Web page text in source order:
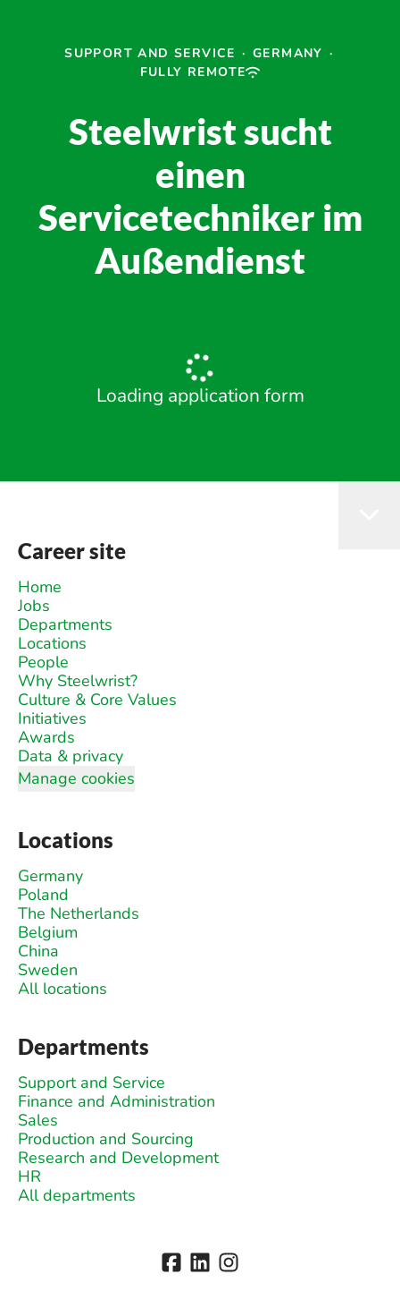
SUPPORT AND SERVICE · GERMANY ·
FULLY REMOTE
Steelwrist sucht
einen
Servicetechniker im
Außendienst
Loading application form
Career site
Home
Jobs
Departments
Locations
People
Why Steelwrist?
Culture & Core Values
Initiatives
Awards
Data & privacy
Manage cookies
Locations
Germany
Poland
The Netherlands
Belgium
China
Sweden
All locations
Departments
Support and Service
Finance and Administration
Sales
Production and Sourcing
Research and Development
HR
All departments